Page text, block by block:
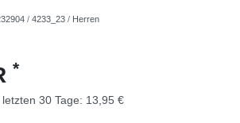
/ 4233_23 / Herren
*
30 Tage: 13,95 €